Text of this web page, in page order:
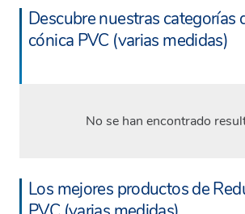
Descubre nuestras categorías
cónica PVC (varias medidas)
No se han encontrado
Los mejores productos de